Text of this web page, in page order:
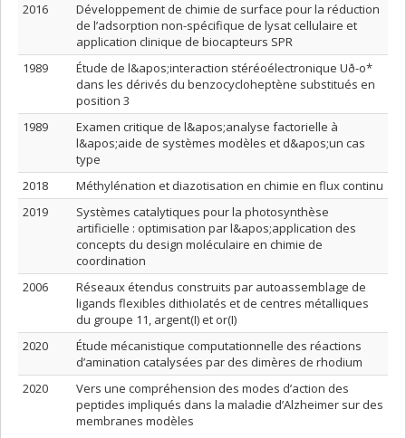
2016
Développement de chimie de surface pour la réduction
de l’adsorption non-spécifique de lysat cellulaire et
application clinique de biocapteurs SPR
1989
Étude de l&apos;interaction stéréoélectronique Uð-o*
dans les dérivés du benzocycloheptène substitués en
position 3
1989
Examen critique de l&apos;analyse factorielle à
l&apos;aide de systèmes modèles et d&apos;un cas
type
2018
Méthylénation et diazotisation en chimie en flux continu
2019
Systèmes catalytiques pour la photosynthèse
artificielle : optimisation par l&apos;application des
concepts du design moléculaire en chimie de
coordination
2006
Réseaux étendus construits par autoassemblage de
ligands flexibles dithiolatés et de centres métalliques
du groupe 11, argent(I) et or(I)
2020
Étude mécanistique computationnelle des réactions
d’amination catalysées par des dimères de rhodium
2020
Vers une compréhension des modes d’action des
peptides impliqués dans la maladie d’Alzheimer sur des
membranes modèles